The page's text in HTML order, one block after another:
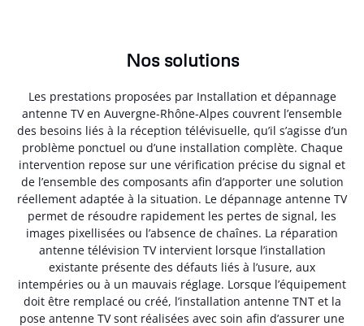
Nos solutions
Les prestations proposées par Installation et dépannage
antenne TV en Auvergne-Rhône-Alpes couvrent l’ensemble
des besoins liés à la réception télévisuelle, qu’il s’agisse d’un
problème ponctuel ou d’une installation complète. Chaque
intervention repose sur une vérification précise du signal et
de l’ensemble des composants afin d’apporter une solution
réellement adaptée à la situation. Le dépannage antenne TV
permet de résoudre rapidement les pertes de signal, les
images pixellisées ou l’absence de chaînes. La réparation
antenne télévision TV intervient lorsque l’installation
existante présente des défauts liés à l’usure, aux
intempéries ou à un mauvais réglage. Lorsque l’équipement
doit être remplacé ou créé, l’installation antenne TNT et la
pose antenne TV sont réalisées avec soin afin d’assurer une